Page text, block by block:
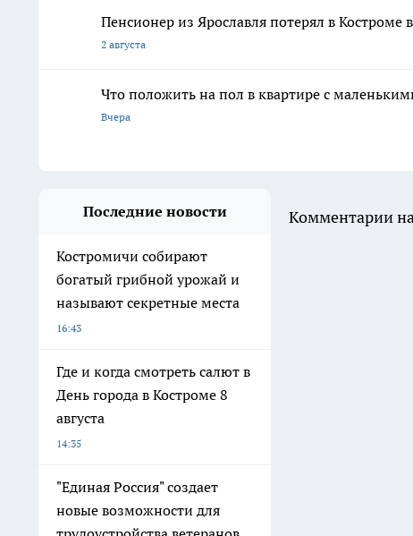
Пенсионер из Ярославля потерял в Костроме
2 августа
Что положить на пол в квартире с
Вчера
Последние новости
Костромичи собирают
богатый грибной урожай и
называют секретные места
16:43
Где и когда смотреть салют в
День города в Костроме 8
августа
14:35
"Единая Россия" создает
новые возможности для
Комментарии